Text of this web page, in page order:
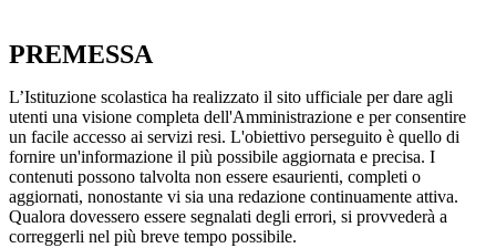
PREMESSA
L’Istituzione scolastica ha realizzato il sito ufficiale per dare agli
utenti una visione completa dell'Amministrazione e per consentire
un facile accesso ai servizi resi. L'obiettivo perseguito è quello di
fornire un'informazione il più possibile aggiornata e precisa. I
contenuti possono talvolta non essere esaurienti, completi o
aggiornati, nonostante vi sia una redazione continuamente attiva.
Qualora dovessero essere segnalati degli errori, si provvederà a
correggerli nel più breve tempo possibile.